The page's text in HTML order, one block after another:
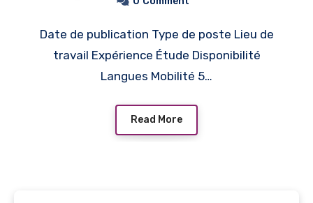
Date de publication Type de poste Lieu de
travail Expérience Étude Disponibilité
Langues Mobilité 5…
Read More